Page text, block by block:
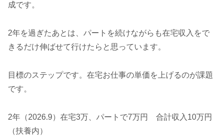
成です。
2年を過ぎたあとは、パートを続けながらも在宅収入をで
きるだけ伸ばせて行けたらと思っています。
目標のステップです。在宅お仕事の単価を上げるのが課題
です。
2年（2026.9）在宅3万、パートで7万円 合計収入10万円
（扶養内）